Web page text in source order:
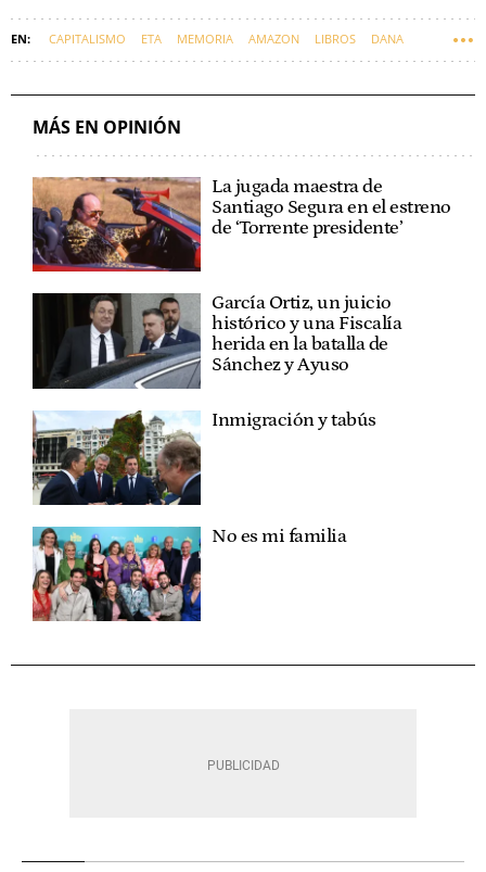
CAPITALISMO ETA MEMORIA AMAZON LIBROS DANA
MÁS EN OPINIÓN
La jugada maestra de
Santiago Segura en el estreno
de ‘Torrente presidente’
García Ortiz, un juicio
histórico y una Fiscalía
herida en la batalla de
Sánchez y Ayuso
Inmigración y tabús
No es mi familia